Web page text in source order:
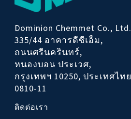
Dominion Chemmet Co., Ltd.
335/44 อาคารดีซีเอ็ม,
ถนนศรีนครินทร์,
หนองบอน ประเวศ,
กรุงเทพฯ 10250, ประเทศไทย
0810-11
ติดต่อเรา